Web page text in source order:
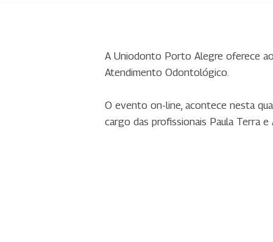
A Uniodonto Porto Alegre oferece
Atendimento Odontológico.
O evento on-line, acontece nesta
cargo das profissionais Paula Terra